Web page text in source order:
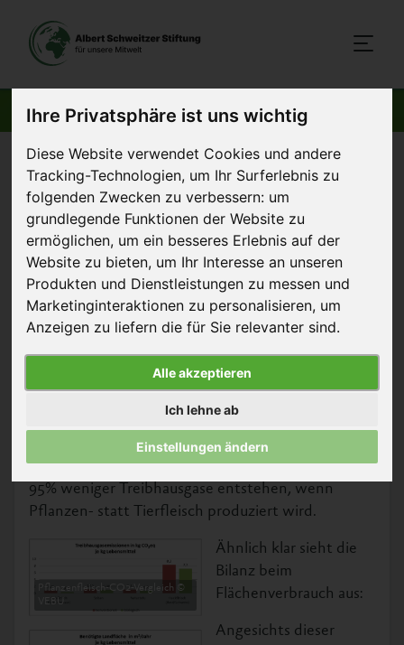
Ihre Privatsphäre ist uns wichtig
Diese Website verwendet Cookies und andere
Tracking-Technologien, um Ihr Surferlebnis zu
folgenden Zwecken zu verbessern: um
grundlegende Funktionen der Website zu
ermöglichen, um ein besseres Erlebnis auf der
Website zu bieten, um Ihr Interesse an unseren
Produkten und Dienstleistungen zu messen und
Marketinginteraktionen zu personalisieren, um
Anzeigen zu liefern die für Sie relevanter sind.
Alle akzeptieren
Ich lehne ab
Einstellungen ändern
AKTUELLE BEITRÄGE
Startseite >Aktuelles >Umweltwunder Fleischalternativen
17. Dezember 2011
Umweltwunder
Fleischalternativen
Das Sustainable European Research Institute (SERI)
hat im Auftrag des Vegetarierbund Deutschland
und Greenpeace Österreich zum ersten Mal die
Ergebnisse grundsätzlich nicht überraschen, ist es
wichtig, diese schwarz auf weiß zu haben: Bis zu
95% weniger Treibhausgase entstehen, wenn
Pflanzen- statt Tierfleisch produziert wird.
Pflanzenfleisch-CO2-Vergleich ©
VEBU
Ähnlich klar sieht die
Bilanz beim
Flächenverbrauch aus:
Angesichts dieser